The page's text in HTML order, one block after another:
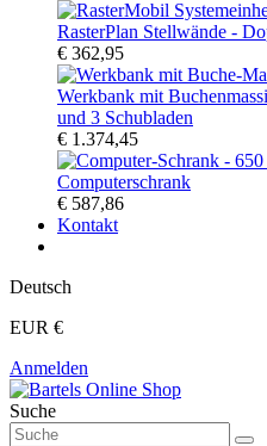
RasterPlan Stellwände -
€ 362,95
Werkbank mit
und 3 Schubladen
€ 1.374,45
Computerschrank
€ 587,86
Kontakt
Deutsch
EUR €
Anmelden
Suche